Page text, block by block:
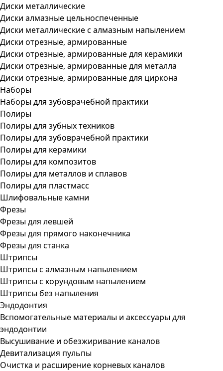
Диски металлические
Диски алмазные цельноспеченные
Диски металлические с алмазным напылением
Диски отрезные, армированные
Диски отрезные, армированные для керамики
Диски отрезные, армированные для металла
Диски отрезные, армированные для циркона
Наборы
Наборы для зубоврачебной практики
Полиры
Полиры для зубных техников
Полиры для зубоврачебной практики
Полиры для керамики
Полиры для композитов
Полиры для металлов и сплавов
Полиры для пластмасс
Шлифовальные камни
Фрезы
Фрезы для левшей
Фрезы для прямого наконечника
Фрезы для станка
Штрипсы
Штрипсы c алмазным напылением
Штрипсы c корундовым напылением
Штрипсы без напыления
Эндодонтия
Вспомогательные материалы и аксессуары для
эндодонтии
Высушивание и обезжиривание каналов
Девитализация пульпы
Очистка и расширение корневых каналов